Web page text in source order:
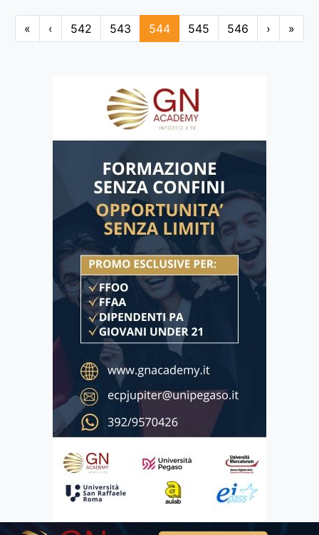
« ‹ 542 543 544 545 546 › »